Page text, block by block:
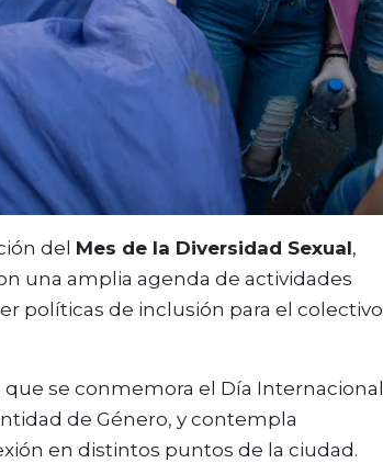
del Mes de la Diversidad Sexual,
una amplia agenda de actividades
políticas de inclusión para el colectivo
se conmemora el Día Internacional
de Género, y contempla
en distintos puntos de la ciudad.